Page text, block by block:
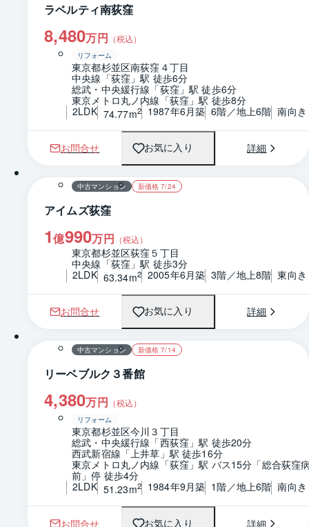
ラベルティ南荻窪
8,480万円 （税込）
リフォーム
東京都杉並区南荻窪４丁目
中央線「荻窪」駅 徒歩6分
総武・中央緩行線「荻窪」駅 徒歩6分
東京メトロ丸ノ内線「荻窪」駅 徒歩8分
2LDK 74.77m2 1987年6月築 6階／地上6階 南向き
お問合せ お気に入り 詳細
1 / 0 間取り
中古マンション 新価格 7/24
アイムズ荻窪
1億990万円 （税込）
東京都杉並区荻窪５丁目
中央線「荻窪」駅 徒歩3分
2LDK 63.34m2 2005年6月築 3階／地上8階 東向き
お問合せ お気に入り 詳細
1 / 0 間取り
中古マンション 新価格 7/14
リーベブルク３番館
4,380万円 （税込）
リフォーム
東京都杉並区今川３丁目
総武・中央緩行線「西荻窪」駅 徒歩20分
西武新宿線「上井草」駅 徒歩16分
東京メトロ丸ノ内線「荻窪」駅 バス15分「総合荻窪
前」停 徒歩4分
2LDK 51.23m2 1984年9月築 1階／地上6階 南向き
お問合せ お気に入り 詳細